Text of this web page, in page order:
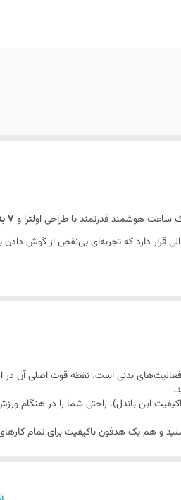
هوشمند قدرتمند با طراحی اولترا و 7 بند متنوع
قرار دارد که تجربه‌ای بی‌نقص از گوش
بدنی است. نقطه قوت اصلی آن در
(در مدل‌های باکیفیت این باندل)، راحتی شما را در هنگام
و هم یک هدفون باکیفیت برای تمام کارهای